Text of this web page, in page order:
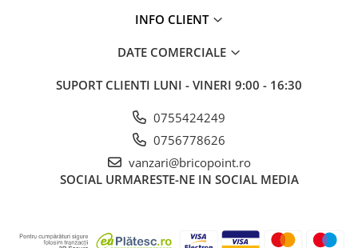
Reparare Beton, Subturnări și
Ancorări
Solbancuri / Pervaze
INFO CLIENT
DATE COMERCIALE
SUPORT CLIENTI LUNI - VINERI 9:00 - 16:30
0755424249
0756778626
vanzari@bricopoint.ro
SOCIAL URMARESTE-NE IN SOCIAL MEDIA